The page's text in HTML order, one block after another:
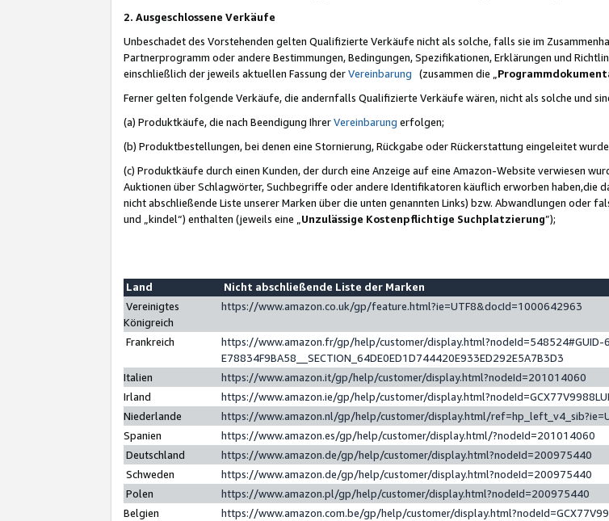
2. Ausgeschlossene Verkäufe
Unbeschadet des Vorstehenden gelten Qualifizierte Verkäufe nicht als solche, falls sie im
Partnerprogramm oder andere Bestimmungen, Bedingungen, Spezifikationen, Erklärungen und
einschließlich der jeweils aktuellen Fassung derVereinbarung (zusammen die „
Ferner gelten folgende Verkäufe, die andernfalls Qualifizierte Verkäufe wären, nicht als solche und
(a) Produktkäufe, die nach Beendigung IhrerVereinbarung erfolgen;
(b) Produktbestellungen, bei denen eine Stornierung, Rückgabe oder Rückerstattung eingeleitet
(c) Produktkäufe durch einen Kunden, der durch eine Anzeige auf eine Amazon-Website verwiesen
Auktionen über Schlagwörter, Suchbegriffe oder andere Identifikatoren käuflich erworben haben,die
nicht abschließende Liste unserer Marken über die unten genannten Links) bzw. Abwandlungen oder
und „kindel“) enthalten (jeweils eine „ Unzulässige Kostenpflichtige Suchplatzierung”);
Land
Nicht abschließende Liste der Marken
Vereinigtes
Königreich
https://www.amazon.co.uk/gp/feature.html?ie=UTF8&docId=1000642963
Frankreich
https://www.amazon.fr/gp/help/customer/
E78834F9BA58__SECTION_64DE0ED1D744420E933ED292E5A7B3D3
Italien
https://www.amazon.it/gp/help/customer/display.html?nodeId=201014060
Irland
https://www.amazon.ie/gp/help/customer/
Niederlande
https://www.amazon.nl/gp/help/customer/display.html/
Spanien
https://www.amazon.es/gp/help/customer/display.html/?nodeId=201014060
Deutschland
https://www.amazon.de/gp/help/customer/display.html?nodeId=200975440
Schweden
https://www.amazon.de/gp/help/customer/display.html?nodeId=200975440
Polen
https://www.amazon.pl/gp/help/customer/display.html?nodeId=200975440
Belgien
https://www.amazon.com.be/gp/help/customer/